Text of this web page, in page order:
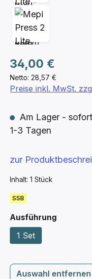
Netto: 28,57 €
Regulärer Preis:
34,00 €
Inhalt: 1 Stück
Preise inkl. MwSt.
Am Lager -
1-3 Tagen
SSB
zur
Ausführung
1 Set
Auswahl entfernen